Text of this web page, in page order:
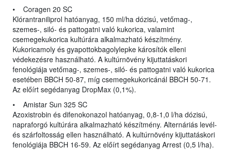
• Coragen 20 SC
Klórantraniliprol hatóanyag, 150 ml/ha dózisú, vetőmag-,
szemes-, siló- és pattogatni való kukorica, valamint
csemegekukorica kultúrára alkalmazható készítmény.
Kukoricamoly és gyapottokbagolylepke károsítók elleni
védekezésre használható. A kultúrnövény kijuttatáskori
fenológiája vetőmag-, szemes-, siló- és pattogatni való kukorica
esetében BBCH 50-87, míg csemegekukoricánál BBCH 50-71.
Az előírt segédanyag DropMax (0,1%).
• Amistar Sun 325 SC
Azoxistrobin és difenokonazol hatóanyag, 0,8-1,0 l/ha dózisú,
napraforgó kultúrára alkalmazható készítmény. Alternáriás levél-
és szárfoltosság ellen használható. A kultúrnövény kijuttatáskori
fenológiája BBCH 16-59. Az előírt segédanyag Arrest (0,5 l/ha).